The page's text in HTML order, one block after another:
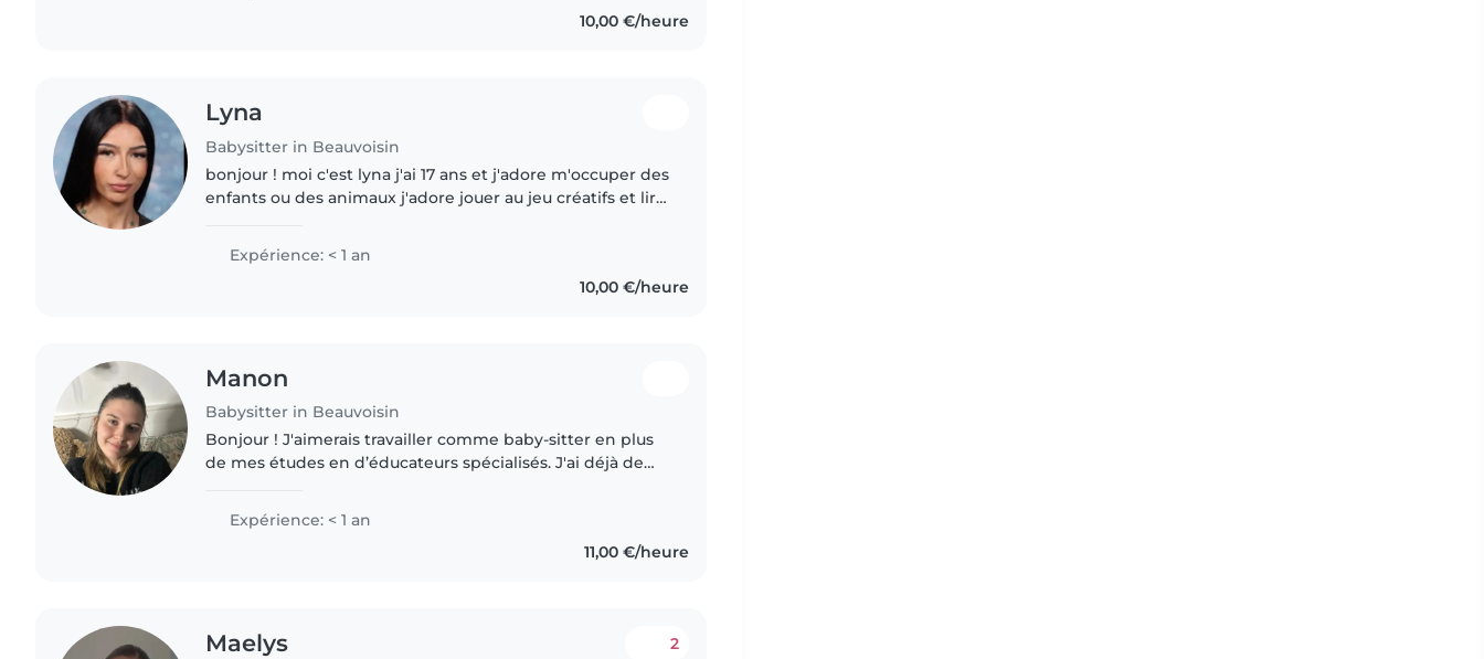
10,00 €/heure
Lyna
Babysitter in Beauvoisin
bonjour ! moi c'est lyna j'ai 17 ans et j'adore m'occuper des
enfants ou des animaux j'adore jouer au jeu créatifs et lire
Expérience: < 1 an
10,00 €/heure
Manon
Babysitter in Beauvoisin
Bonjour ! J'aimerais travailler comme baby-sitter en plus
de mes études en d’éducateurs spécialisés. J'ai déjà de
des enfants..
Expérience: < 1 an
11,00 €/heure
Maelys 2